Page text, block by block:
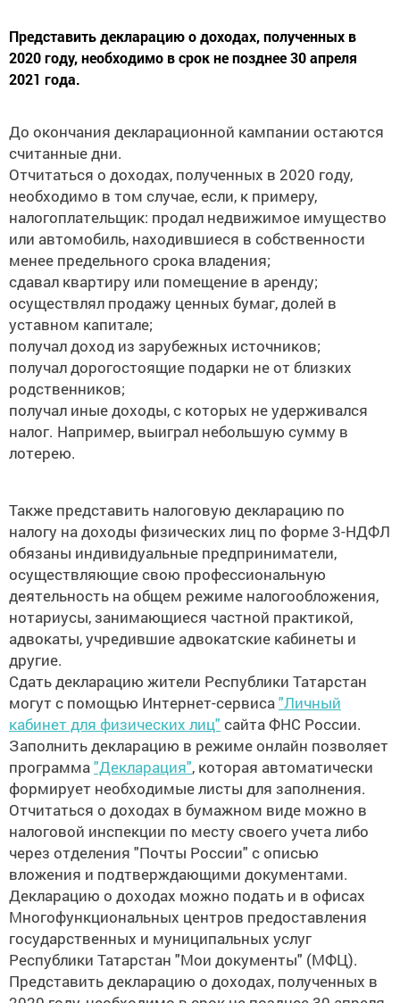
Представить декларацию о доходах, полученных в
2020 году, необходимо в срок не позднее 30 апреля
2021 года.
До окончания декларационной кампании остаются
считанные дни.
Отчитаться о доходах, полученных в 2020 году,
необходимо в том случае, если, к примеру,
налогоплательщик: продал недвижимое имущество
или автомобиль, находившиеся в собственности
менее предельного срока владения;
сдавал квартиру или помещение в аренду;
осуществлял продажу ценных бумаг, долей в
уставном капитале;
получал доход из зарубежных источников;
получал дорогостоящие подарки не от близких
родственников;
получал иные доходы, с которых не удерживался
налог. Например, выиграл небольшую сумму в
лотерею.
Также представить налоговую декларацию по
налогу на доходы физических лиц по форме 3-НДФЛ
обязаны индивидуальные предприниматели,
осуществляющие свою профессиональную
деятельность на общем режиме налогообложения,
нотариусы, занимающиеся частной практикой,
адвокаты, учредившие адвокатские кабинеты и
другие.
Сдать декларацию жители Республики Татарстан
могут с помощью Интернет-сервиса"Личный
кабинет для физических лиц" сайта ФНС России.
Заполнить декларацию в режиме онлайн позволяет
программа"Декларация", которая автоматически
формирует необходимые листы для заполнения.
Отчитаться о доходах в бумажном виде можно в
налоговой инспекции по месту своего учета либо
через отделения "Почты России" с описью
вложения и подтверждающими документами.
Декларацию о доходах можно подать и в офисах
Многофункциональных центров предоставления
государственных и муниципальных услуг
Республики Татарстан "Мои документы" (МФЦ).
Представить декларацию о доходах, полученных в